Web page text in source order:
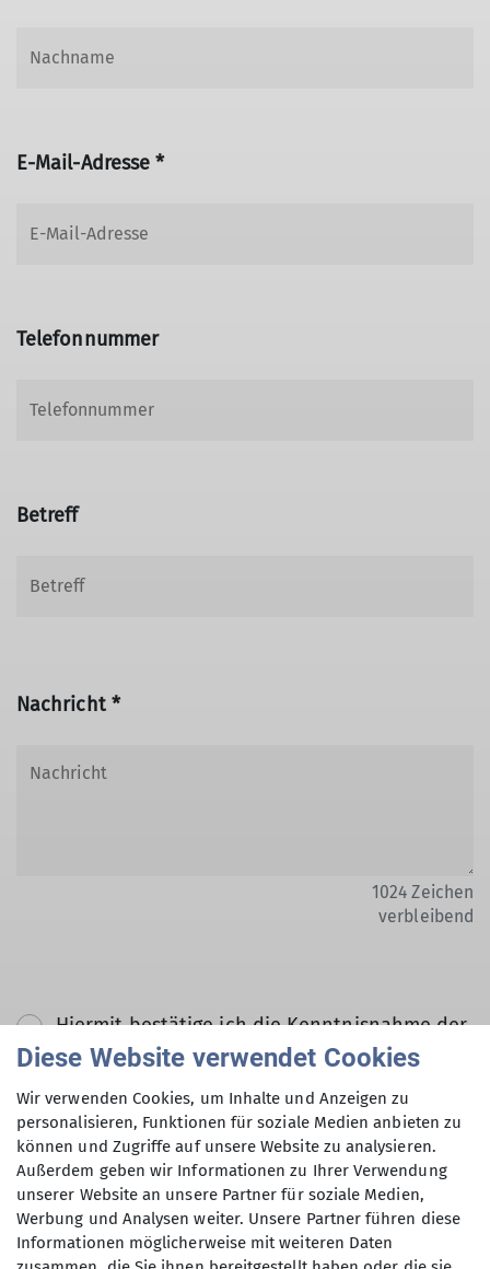
E-Mail-Adresse *
Telefonnummer
Betreff
Nachricht *
1024 Zeichen
verbleibend
Hiermit bestätige ich die Kenntnisnahme der
Datenschutzerklärung *
Hiermit erkläre ich mich einverstanden, dass
meine in das Kontaktformular eingegebenen
Daten elektronisch gesichert und zum Zweck
der Kontaktaufnahme verarbeitet und
genutzt werden. Mir ist bekannt, dass ich
meine Einwilligung jederzeit wiederrufen
Diese Website verwendet Cookies
Wir verwenden Cookies, um Inhalte und Anzeigen zu
personalisieren, Funktionen für soziale Medien anbieten zu
können und Zugriffe auf unsere Website zu analysieren.
Außerdem geben wir Informationen zu Ihrer Verwendung
unserer Website an unsere Partner für soziale Medien,
Werbung und Analysen weiter. Unsere Partner führen diese
Informationen möglicherweise mit weiteren Daten